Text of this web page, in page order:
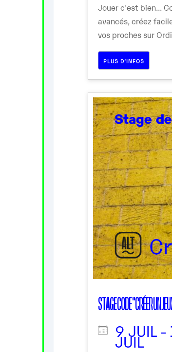
Jouer c'est bien...
avancés, créez
vos proches sur
PLUS D’INFOS
STAGE CODE "CRÉER UN
9 JUIL -
JUIL